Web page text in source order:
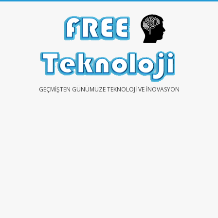
FREEGEÇMIŞTEN GÜNÜMÜZE TEKNOLOJI VE İNOVASYON